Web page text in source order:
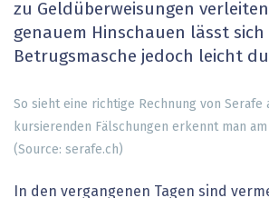
zu Geldüberweisungen
genauem Hinschauen lässt sich
Betrugsmasche jedoch leicht
So sieht eine richtige Rechnung von Serafe
kursierenden Fälschungen erkennt man
(Source: serafe.ch)
In den vergangenen Tagen sind